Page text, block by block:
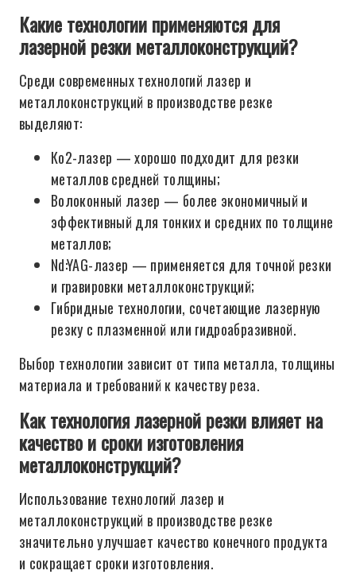
Какие технологии применяются для
лазерной резки металлоконструкций?
Среди современных технологий лазер и
металлоконструкций в производстве резке
выделяют:
Ко2-лазер — хорошо подходит для резки
металлов средней толщины;
Волоконный лазер — более экономичный и
эффективный для тонких и средних по толщине
металлов;
Nd:YAG-лазер — применяется для точной резки
и гравировки металлоконструкций;
Гибридные технологии, сочетающие лазерную
резку с плазменной или гидроабразивной.
Выбор технологии зависит от типа металла, толщины
материала и требований к качеству реза.
Как технология лазерной резки влияет на
качество и сроки изготовления
металлоконструкций?
Использование технологий лазер и
металлоконструкций в производстве резке
значительно улучшает качество конечного продукта
и сокращает сроки изготовления.